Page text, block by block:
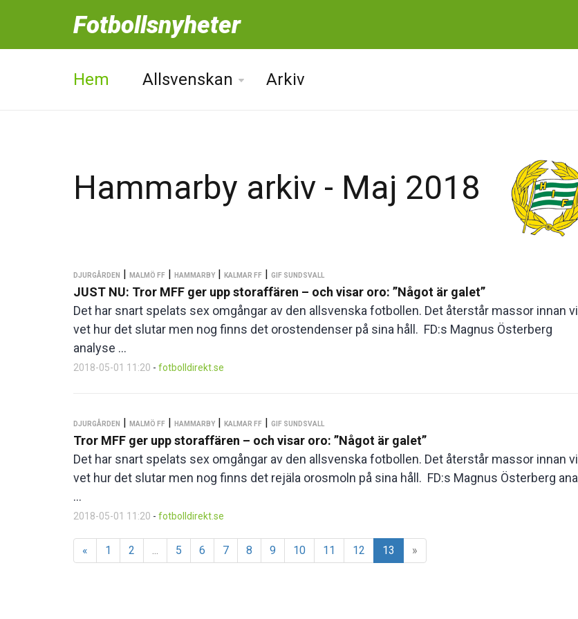
Fotbollsnyheter
Hem Allsvenskan Arkiv
Hammarby arkiv - Maj 2018
DJURGÅRDEN | MALMÖ FF | HAMMARBY | KALMAR FF | GIF SUNDSVALL
JUST NU: Tror MFF ger upp storaffären – och visar oro: ”Något är galet”
Det har snart spelats sex omgångar av den allsvenska fotbollen. Det återstår massor innan vi
vet hur det slutar men nog finns det orostendenser på sina håll. FD:s Magnus Österberg
analyse ...
2018-05-01 11:20 - fotbolldirekt.se
DJURGÅRDEN | MALMÖ FF | HAMMARBY | KALMAR FF | GIF SUNDSVALL
Tror MFF ger upp storaffären – och visar oro: ”Något är galet”
Det har snart spelats sex omgångar av den allsvenska fotbollen. Det återstår massor innan vi
vet hur det slutar men nog finns det rejäla orosmoln på sina håll. FD:s Magnus Österberg anal
...
2018-05-01 11:20 - fotbolldirekt.se
« 1 2 ... 5 6 7 8 9 10 11 12 13 »